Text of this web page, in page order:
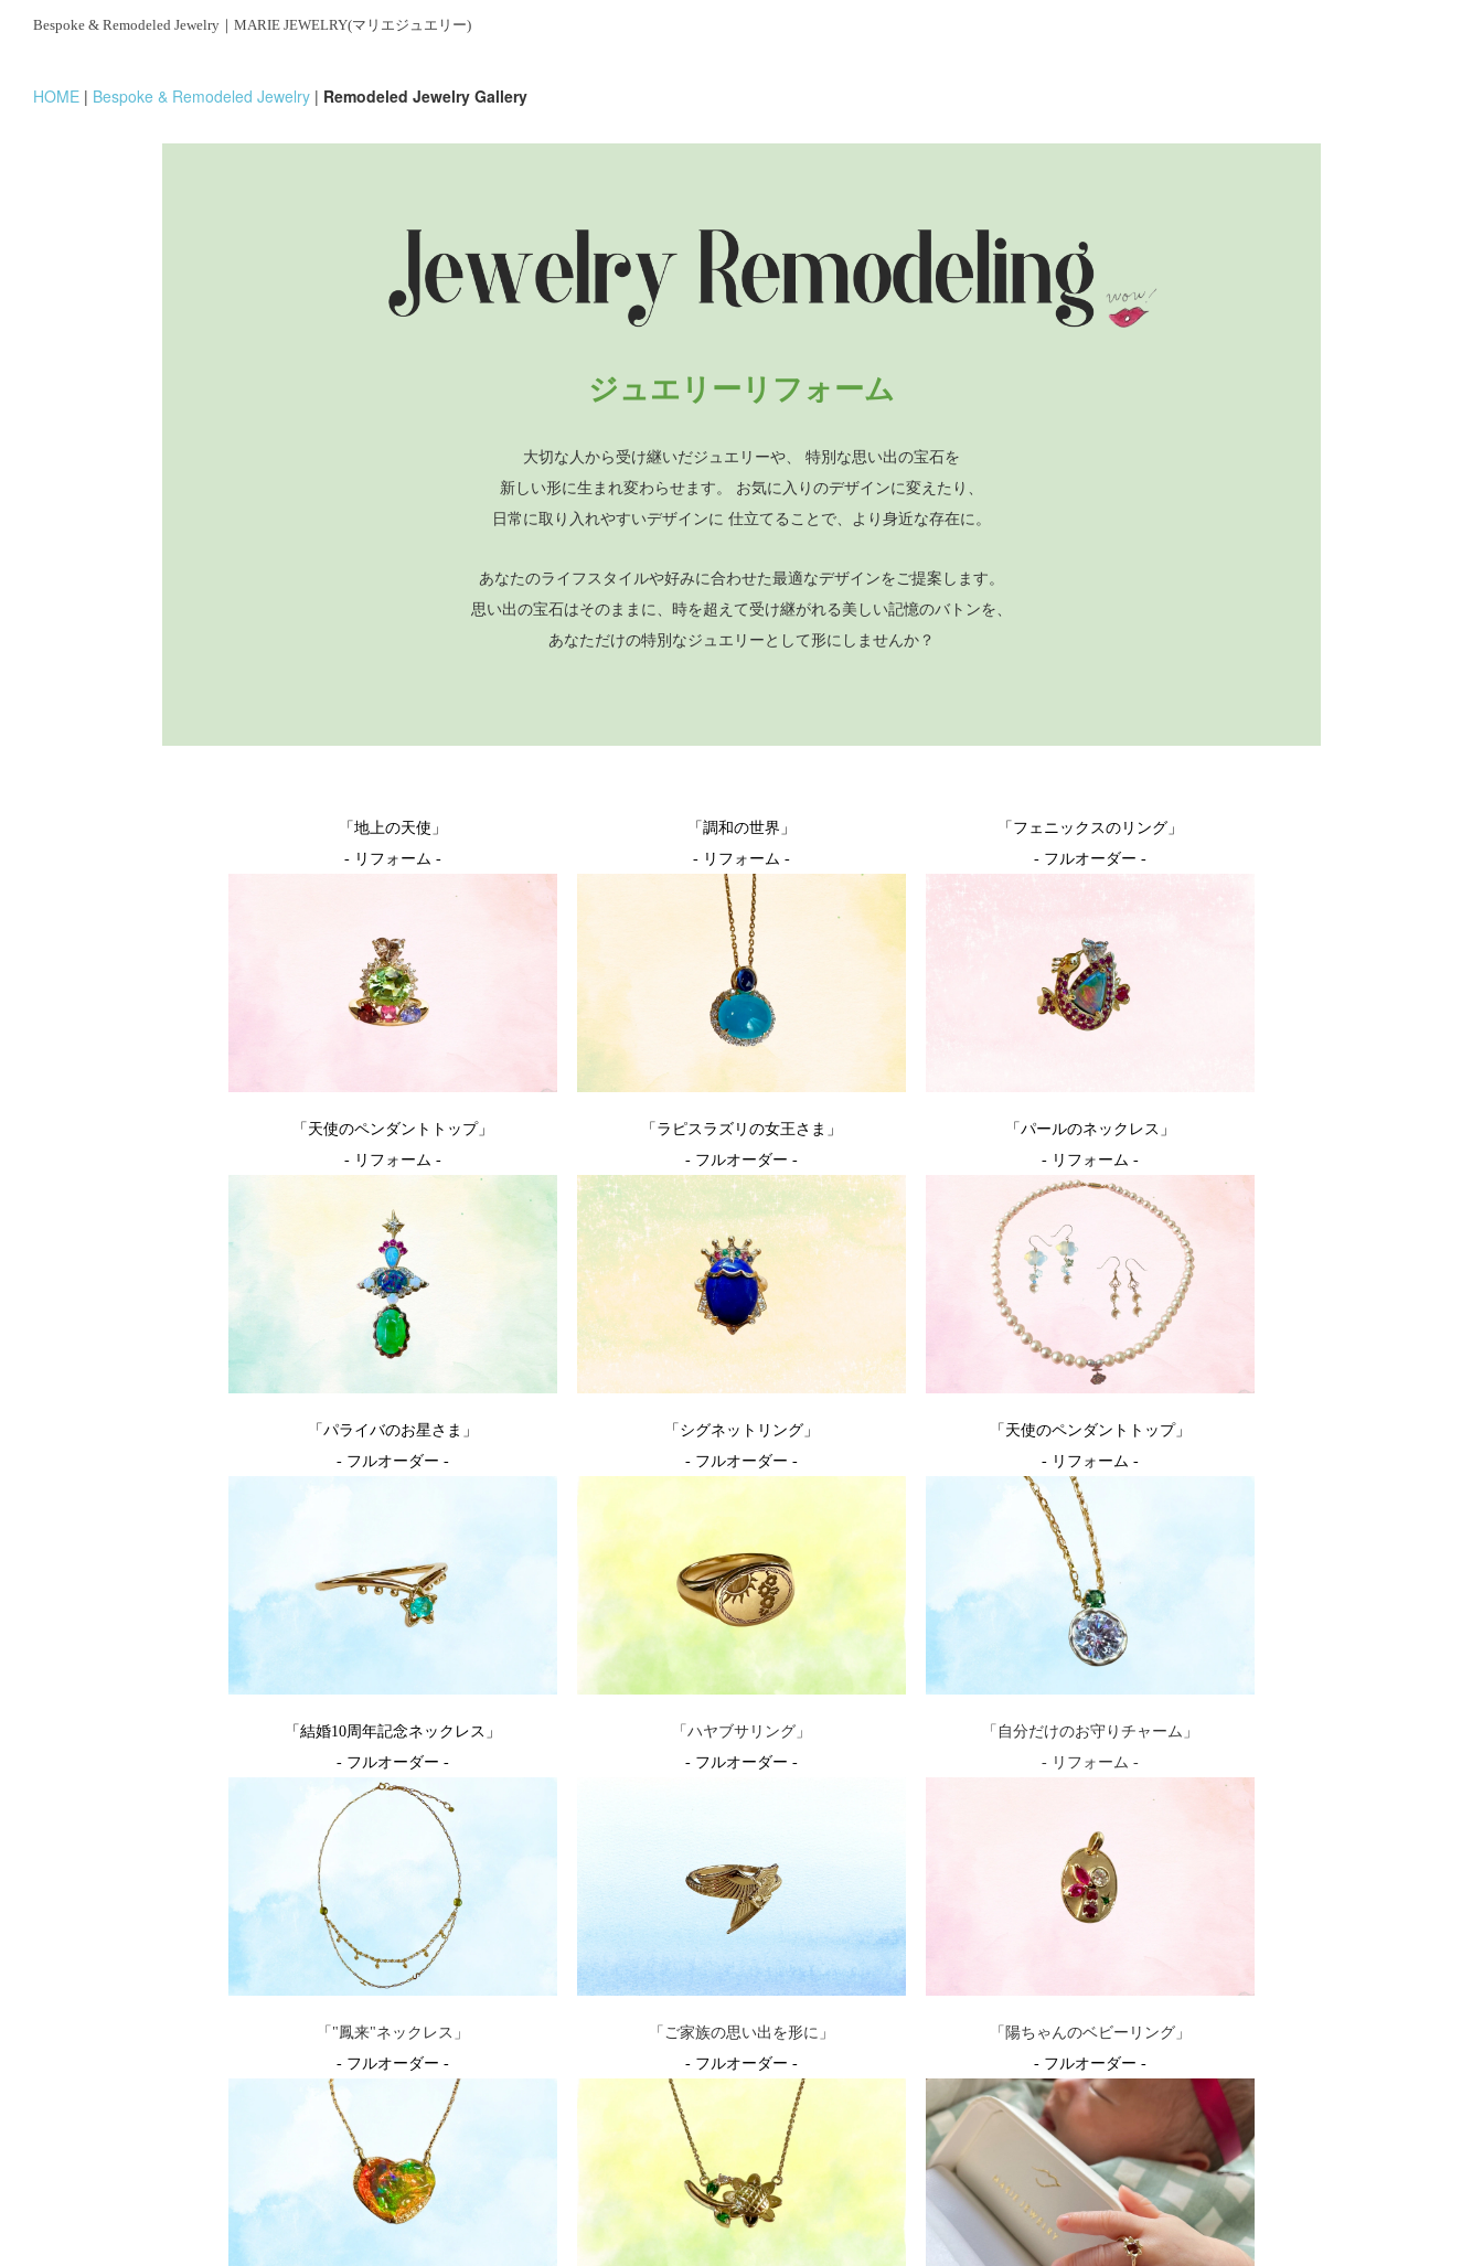
Bespoke & Remodeled Jewelry｜MARIE JEWELRY(マリエジュエリー)
HOME | Bespoke & Remodeled Jewelry | Remodeled Jewelry Gallery
ジュエリーリフォーム
大切な人から受け継いだジュエリーや、
特別な思い出の宝石を
新しい形に生まれ変わらせます。
お気に入りのデザインに変えたり、
日常に取り入れやすいデザインに 仕立てることで、より身近な存在に。
あなたのライフスタイルや好みに合わせた最適なデザインをご提案します。
思い出の宝石はそのままに、時を超えて受け継がれる美しい記憶のバトンを、
あなただけの特別なジュエリーとして形にしませんか？
「地上の天使」
- リフォーム -
「調和の世界」
- リフォーム -
「フェニックスのリング」
- フルオーダー -
「天使のペンダントトップ」
- リフォーム -
「ラピスラズリの女王さま」
- フルオーダー -
「パールのネックレス」
- リフォーム -
「パライバのお星さま」
- フルオーダー -
「シグネットリング」
- フルオーダー -
「天使のペンダントトップ」
- リフォーム -
「結婚10周年記念ネックレス」
- フルオーダー -
「ハヤブサリング」
- フルオーダー -
「自分だけのお守りチャーム」
- リフォーム -
「"鳳来"ネックレス」
- フルオーダー -
「ご家族の思い出を形に」
- フルオーダー -
「陽ちゃんのベビーリング」
- フルオーダー -